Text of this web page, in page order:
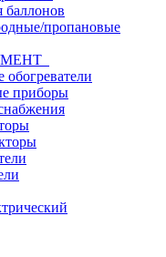
баллонов
пропановые
приборы